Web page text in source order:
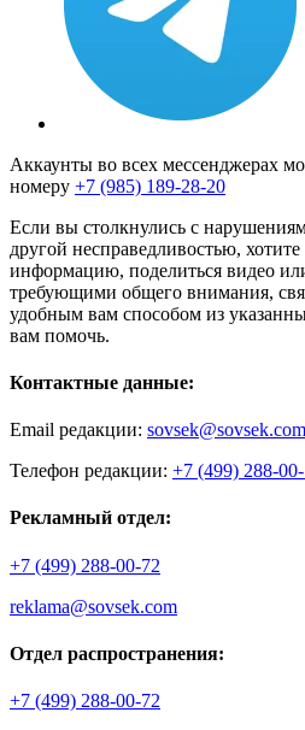
Аккаунты во всех мессенджерах
номеру +7 (985) 189-28-20
Если вы столкнулись с
другой несправедливостью,
информацию, поделиться видео
требующими общего внимания,
удобным вам способом из
вам помочь.
Контактные данные:
Email редакции: sovsek@sovsek.com
Телефон редакции: +7 (499) 288-
Рекламный отдел:
+7 (499) 288-00-72
reklama@sovsek.com
Отдел распространения:
+7 (499) 288-00-72